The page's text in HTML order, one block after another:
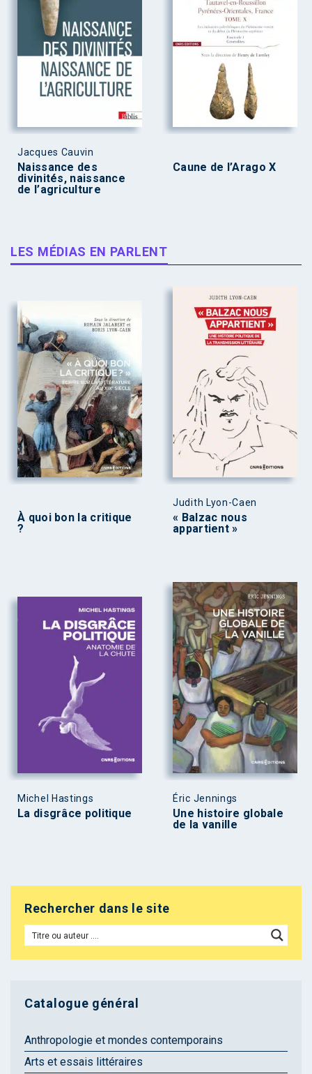
Jacques Cauvin
Naissance des
divinités, naissance
de l’agriculture
Caune de l’Arago X
LES MÉDIAS EN PARLENT
À quoi bon la critique
?
Judith Lyon-Caen
« Balzac nous
appartient »
Michel Hastings
La disgrâce politique
Éric Jennings
Une histoire globale
de la vanille
Rechercher dans le site
Catalogue général
Anthropologie et mondes contemporains
Arts et essais littéraires